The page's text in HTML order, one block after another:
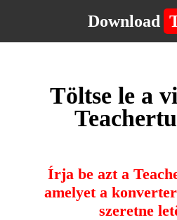
Download
Töltse le a
Írja be azt a
amelyet a
szeretne